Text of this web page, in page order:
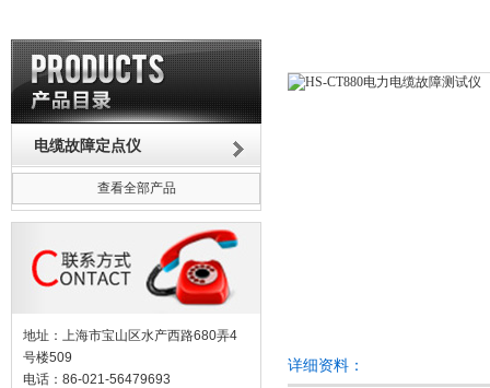
电缆故障定点仪
查看全部产品
地址：上海市宝山区水产西路680弄4
号楼509
电话：86-021-56479693
详细资料：